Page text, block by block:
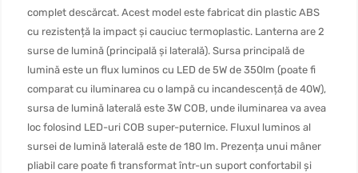
complet descărcat. Acest model este fabricat din plastic ABS
cu rezistență la impact și cauciuc termoplastic. Lanterna are 2
surse de lumină (principală și laterală). Sursa principală de
lumină este un flux luminos cu LED de 5W de 350lm (poate fi
comparat cu iluminarea cu o lampă cu incandescență de 40W),
sursa de lumină laterală este 3W COB, unde iluminarea va avea
loc folosind LED-uri COB super-puternice. Fluxul luminos al
sursei de lumină laterală este de 180 lm. Prezența unui mâner
pliabil care poate fi transformat într-un suport confortabil și